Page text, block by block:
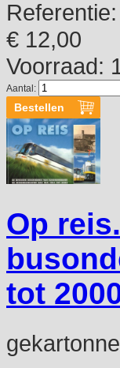
Referentie:
€ 12,00
Voorraad:
Aantal:
Op
tot